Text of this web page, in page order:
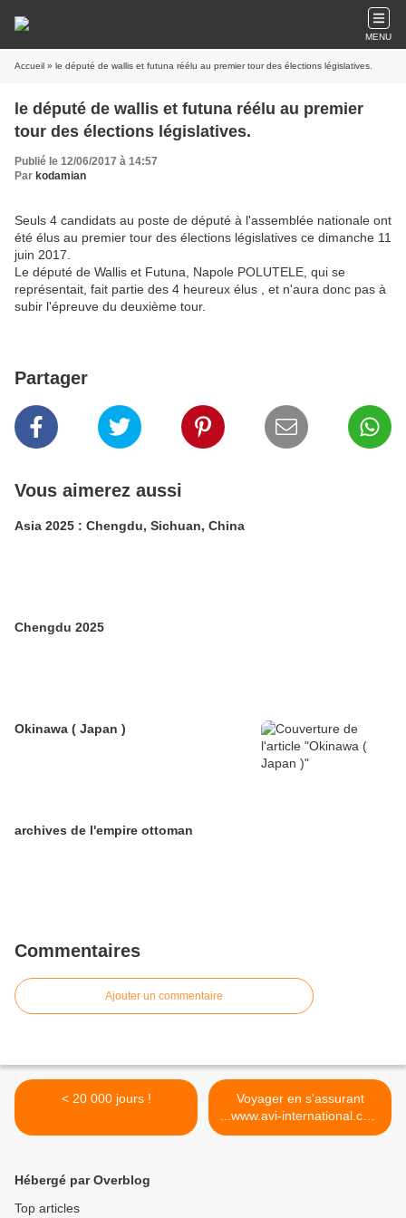
MENU
Accueil » le député de wallis et futuna réélu au premier tour des élections législatives.
le député de wallis et futuna réélu au premier
tour des élections législatives.
Publié le 12/06/2017 à 14:57
Par kodamian
Seuls 4 candidats au poste de député à l'assemblée nationale ont
été élus au premier tour des élections législatives ce dimanche 11
juin 2017.
Le député de Wallis et Futuna, Napole POLUTELE, qui se
représentait, fait partie des 4 heureux élus , et n'aura donc pas à
subir l'épreuve du deuxième tour.
Partager
Vous aimerez aussi
Asia 2025 : Chengdu, Sichuan, China
Chengdu 2025
Okinawa ( Japan )
archives de l'empire ottoman
Commentaires
Ajouter un commentaire
< 20 000 jours !
Voyager en s'assurant
...www.avi-international.com
>
Hébergé par Overblog
Top articles